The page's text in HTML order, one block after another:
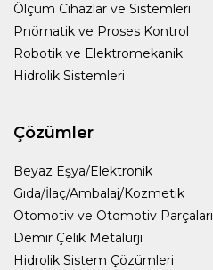
Ölçüm Cihazlar ve Sistemleri
Pnömatik ve Proses Kontrol
Robotik ve Elektromekanik
Hidrolik Sistemleri
Çözümler
Beyaz Eşya/Elektronik
Gıda/İlaç/Ambalaj/Kozmetik
Otomotiv ve Otomotiv Parçaları
Demir Çelik Metalurji
Hidrolik Sistem Çözümleri